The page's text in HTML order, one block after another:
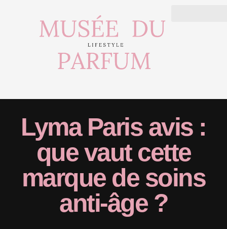
Lyma Paris avis :
que vaut cette
marque de soins
anti-âge ?